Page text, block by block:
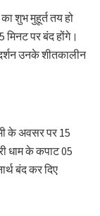
शुभ मुहूर्त तय हो
मिनट पर बंद होंगे।
उनके शीतकालीन
के अवसर पर 15
धाम के कपाट 05
बंद कर दिए